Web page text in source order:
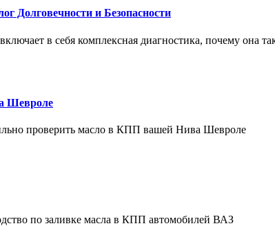
Долговечности и Безопасности
в себя комплексная диагностика, почему она
Шевроле
проверить масло в КПП вашей Нива Шевроле
по заливке масла в КПП автомобилей ВАЗ